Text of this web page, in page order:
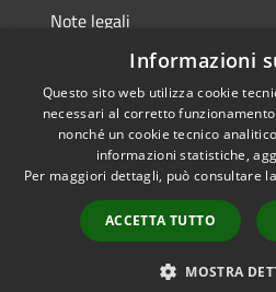
Note legali
Dichiarazione di accessibilità
RSS
Accessibilità
Informazioni
Questo sito web utilizza cookie
necessari al corretto
nonché un cookie tecnico
informazioni statistiche,
Per maggiori dettagli, può consultare
ACCETTA TUTTO
MOSTRA